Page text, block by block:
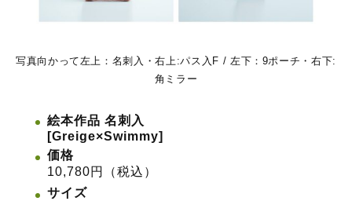
写真向かって左上：名刺入・右上:パス入F / 左下：9ポーチ・右下:
角ミラー
絵本作品 名刺入
[Greige×Swimmy]
価格
10,780円（税込）
サイズ